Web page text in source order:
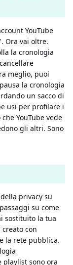
YouTube
Ora vai oltre.
la cronologia
meglio, puoi
la cronologia
un sacco di
usi per profilare i
YouTube vede
gli altri. Sono
privacy su
su come
sostituito la tua
con
la rete pubblica.
playlist sono ora